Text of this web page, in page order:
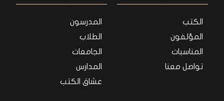
الكتب
المؤلفون
المناسبات
تواصل معنا
المدرسون
الطلاب
الجامعات
المدارس
عشاق الكتب